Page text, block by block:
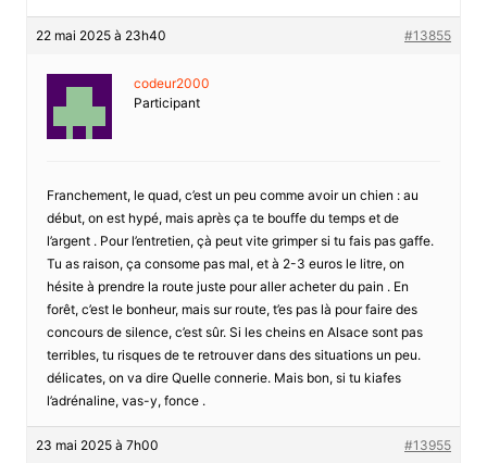
22 mai 2025 à 23h40 #13855
codeur2000
Participant
Franchement, le quad, c’est un peu comme avoir un chien : au
début, on est hypé, mais après ça te bouffe du temps et de
l’argent . Pour l’entretien, çà peut vite grimper si tu fais pas gaffe.
Tu as raison, ça consome pas mal, et à 2-3 euros le litre, on
hésite à prendre la route juste pour aller acheter du pain . En
forêt, c’est le bonheur, mais sur route, t’es pas là pour faire des
concours de silence, c’est sûr. Si les cheins en Alsace sont pas
terribles, tu risques de te retrouver dans des situations un peu.
délicates, on va dire Quelle connerie. Mais bon, si tu kiafes
l’adrénaline, vas-y, fonce .
23 mai 2025 à 7h00 #13955